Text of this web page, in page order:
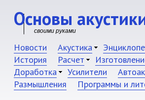
Основы
своими руками
Новости Акустика
История
Расчет
Доработка
Усилители
Размышления
Программы и